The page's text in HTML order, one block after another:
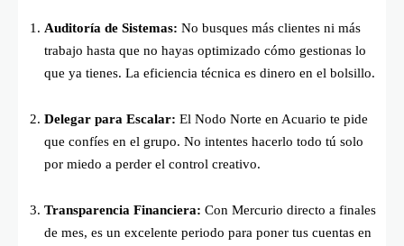
Auditoría de Sistemas: No busques más clientes ni más
trabajo hasta que no hayas optimizado cómo gestionas lo
que ya tienes. La eficiencia técnica es dinero en el bolsillo.
Delegar para Escalar: El Nodo Norte en Acuario te pide
que confíes en el grupo. No intentes hacerlo todo tú solo
por miedo a perder el control creativo.
Transparencia Financiera: Con Mercurio directo a finales
de mes, es un excelente periodo para poner tus cuentas en